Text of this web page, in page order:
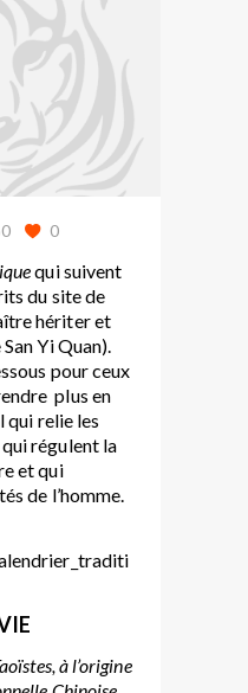
0
qui suivent
du site de
hériter et
Yi Quan).
pour ceux
plus en
qui relie les
régulent la
et qui
de l’homme.
à l’origine